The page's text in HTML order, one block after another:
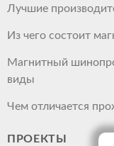
Лучшие
Из чего состоит
Магнитный
виды
Чем отличается
ПРОЕКТЫ